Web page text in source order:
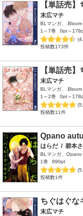
【単話売
末広マチ
BLマンガ、
1～7巻
0pt～
投稿数173件
【単話売
末広マチ
BLマンガ、
1～2巻
0pt～
投稿数11件
Qpano
はらだ / 碧本
BLマンガ、Qpano
1巻
890pt
投稿数1件
ちぐはぐな
末広マチ